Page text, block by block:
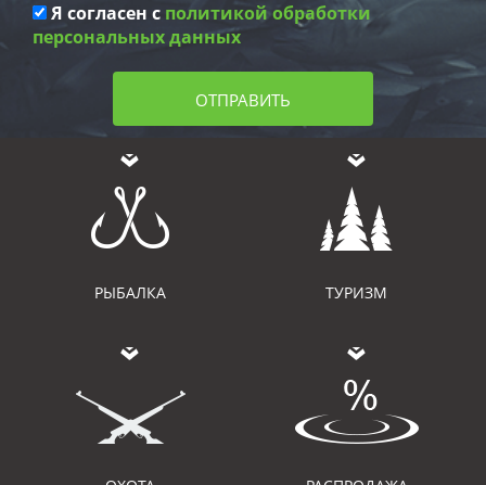
Я согласен с политикой обработки
персональных данных
ОТПРАВИТЬ
РЫБАЛКА ТУРИЗМ